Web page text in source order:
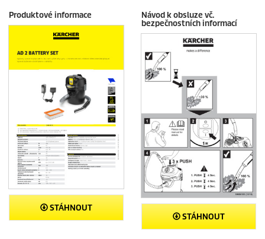
Produktové informace
STÁHNOUT
Návod k obsluze vč.
bezpečnostních informací
STÁHNOUT